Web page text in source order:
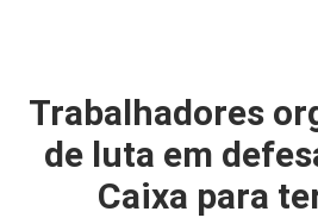
Trabalhadores
de luta em
Caixa para